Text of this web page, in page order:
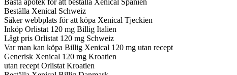
Bästa apotek för att beställa Xenical Spanien
Beställa Xenical Schweiz
Säker webbplats för att köpa Xenical Tjeckien
Inköp Orlistat 120 mg Billig Italien
Lågt pris Orlistat 120 mg Schweiz
Var man kan köpa Billig Xenical 120 mg utan recept
Generisk Xenical 120 mg Kroatien
utan recept Orlistat Kroatien